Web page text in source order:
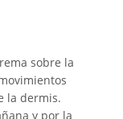
sobre la
la dermis.
y por la